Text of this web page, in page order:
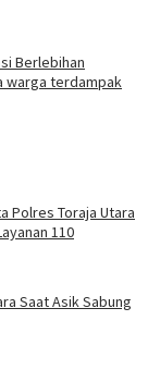
Berlebihan
warga terdampak
Polres Toraja Utara
110
Saat Asik Sabung